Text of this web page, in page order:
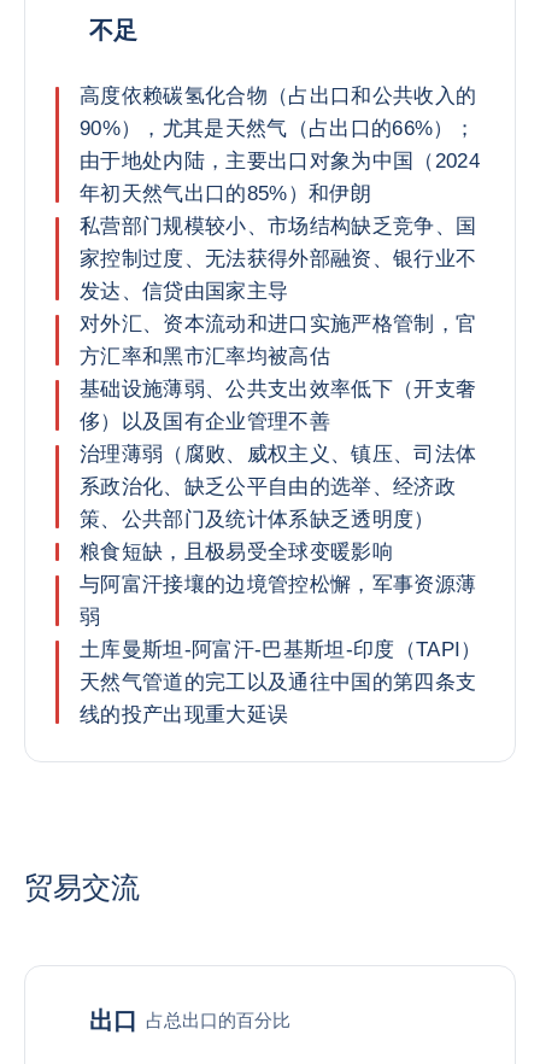
不足
高度依赖碳氢化合物（占出口和公共收入的
90%），尤其是天然气（占出口的66%）；
由于地处内陆，主要出口对象为中国（2024
年初天然气出口的85%）和伊朗
私营部门规模较小、市场结构缺乏竞争、国
家控制过度、无法获得外部融资、银行业不
发达、信贷由国家主导
对外汇、资本流动和进口实施严格管制，官
方汇率和黑市汇率均被高估
基础设施薄弱、公共支出效率低下（开支奢
侈）以及国有企业管理不善
治理薄弱（腐败、威权主义、镇压、司法体
系政治化、缺乏公平自由的选举、经济政
策、公共部门及统计体系缺乏透明度）
粮食短缺，且极易受全球变暖影响
与阿富汗接壤的边境管控松懈，军事资源薄
弱
土库曼斯坦-阿富汗-巴基斯坦-印度（TAPI）
天然气管道的完工以及通往中国的第四条支
线的投产出现重大延误
贸易交流
出口 占总出口的百分比